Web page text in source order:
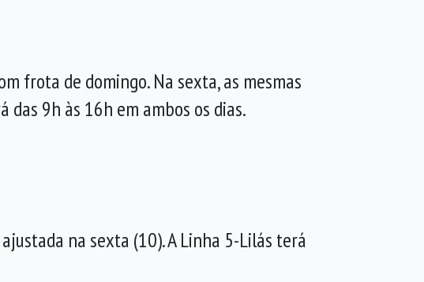
frota de domingo. Na sexta, as mesmas
9h às 16h em ambos os dias.
na sexta (10). A Linha 5-Lilás terá